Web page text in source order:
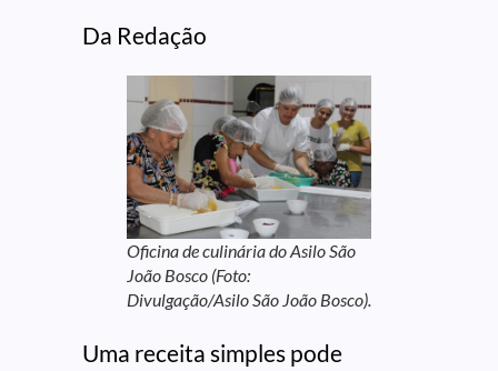
Da Redação
Oficina de culinária do Asilo São
João Bosco (Foto:
Divulgação/Asilo São João Bosco).
Uma receita simples pode